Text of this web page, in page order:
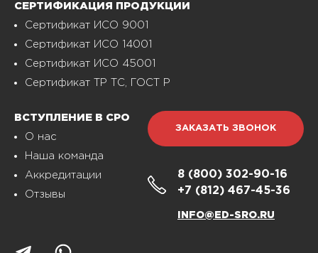
СЕРТИФИКАЦИЯ ПРОДУКЦИИ
Сертификат ИСО 9001
Сертификат ИСО 14001
Сертификат ИСО 45001
Сертификат ТР ТС, ГОСТ Р
ВСТУПЛЕНИЕ В СРО
О нас
Наша команда
Аккредитации
Отзывы
ЗАКАЗАТЬ ЗВОНОК
8 (800) 302-90-16
+7 (812) 467-45-36
INFO@ED-SRO.RU